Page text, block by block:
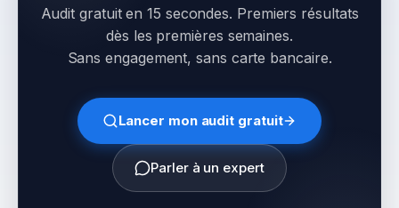
Audit gratuit en 15 secondes. Premiers résultats
dès les premières semaines.
Sans engagement, sans carte bancaire.
Lancer mon audit gratuit
Parler à un expert